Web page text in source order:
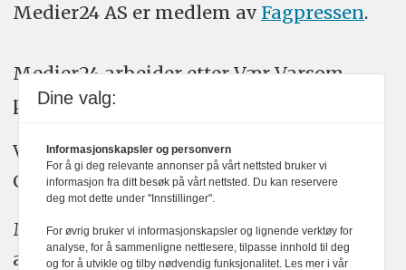
Medier24 AS er medlem av Fagpressen.
Medier24 arbeider etter Vær Varsom-
plakatens regler for god presseskikk.
Vi bruker KI-verktøy som ChatGPT,
Claude, og Gemini i journalistikken vår.
Medier24s redaksjon har alltid det fulle
ansvar for publisert innhold, med eller
Dine valg:
Informasjonskapsler og personvern
For å gi deg relevante annonser på vårt nettsted bruker vi
informasjon fra ditt besøk på vårt nettsted. Du kan reservere
deg mot dette under "Innstillinger".
For øvrig bruker vi informasjonskapsler og lignende verktøy for
analyse, for å sammenligne nettlesere, tilpasse innhold til deg
og for å utvikle og tilby nødvendig funksjonalitet. Les mer i vår